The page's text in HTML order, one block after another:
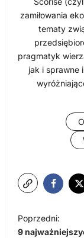
zamiłowania
tematy
pragmatyk
jak i sprawne
N
a
Poprzedni:
9